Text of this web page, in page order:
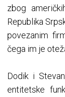
zbog
Republika
povezanim
čega im je
Dodik i
entitetske